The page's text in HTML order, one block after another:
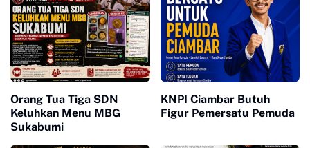
Orang Tua Tiga SDN
Keluhkan Menu MBG
Sukabumi
KNPI Ciambar Butuh
Figur Pemersatu Pemuda